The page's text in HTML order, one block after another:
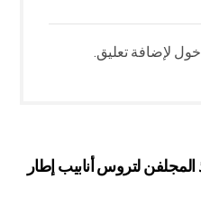
لإضافة تعليق.
المجلفن لتروس أنابيب إطار